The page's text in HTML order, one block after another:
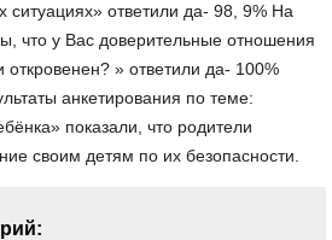
ответили да- 98, 9% На
что у Вас доверительные отношения
» ответили да- 100%
анкетирования по теме:
показали, что родители
своим детям по их безопасности.